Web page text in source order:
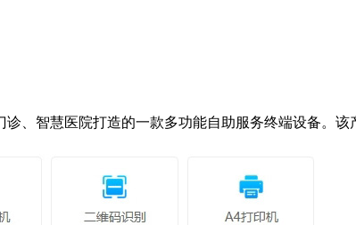
智慧医院打造的一款多功能自助服务终端设备。该